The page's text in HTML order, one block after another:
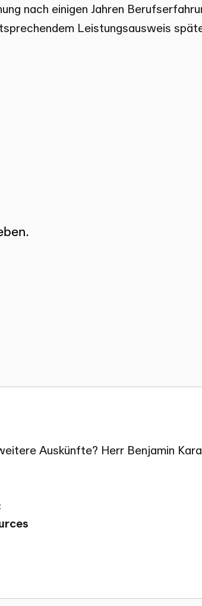
nach einigen Jahren
Leistungsausweis
Auskünfte? Herr Benjamin